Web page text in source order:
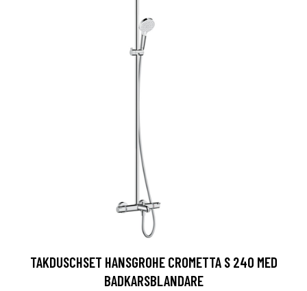
TAKDUSCHSET HANSGROHE CROMETTA S 240 MED
BADKARSBLANDARE